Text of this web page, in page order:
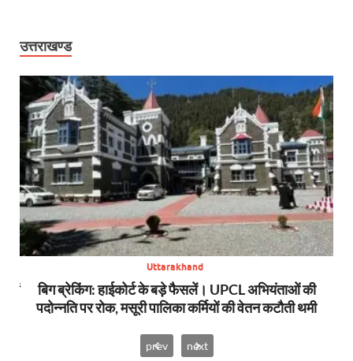
उत्तराखण्ड
Uttarakhand
बिग ब्रेकिंग: हाईकोर्ट के बड़े फैसलें। UPCL अभियंताओं की
पदोन्नति पर रोक, मसूरी पालिका कर्मियों की वेतन कटौती थमी
prev next